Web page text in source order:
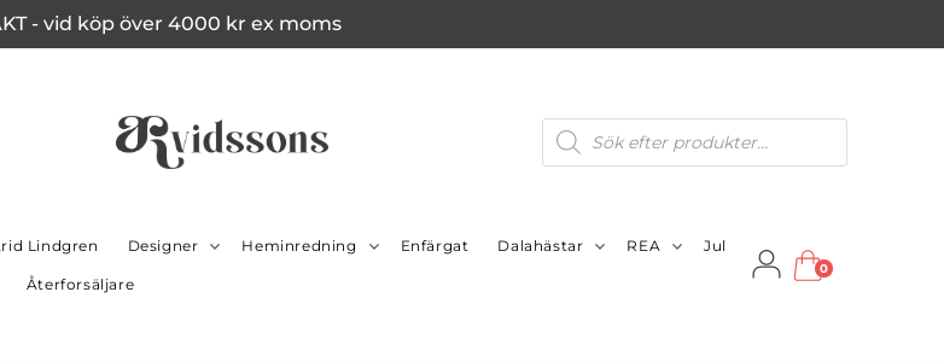
- vid köp över 4000 kr ex moms
Produktsökning
Lindgren Designer Heminredning Enfärgat Dalahästar REA Jul
Återforsäljare
0